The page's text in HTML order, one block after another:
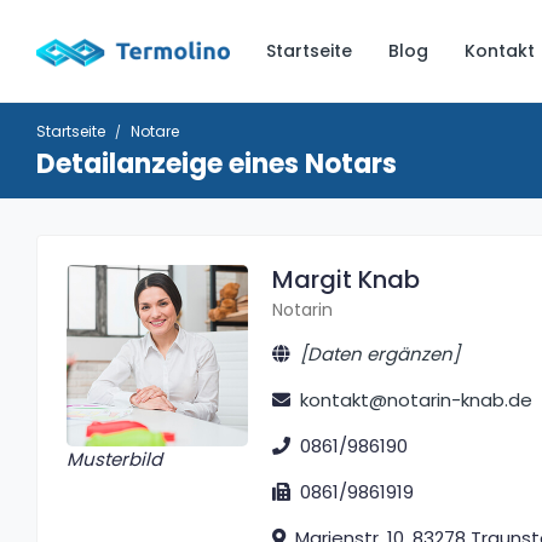
Startseite Blog Kontakt
Startseite Notare
Detailanzeige eines Notars
Musterbild
Margit Knab
Notarin
[Daten ergänzen]
kontakt@notarin-knab.de
0861/986190
0861/9861919